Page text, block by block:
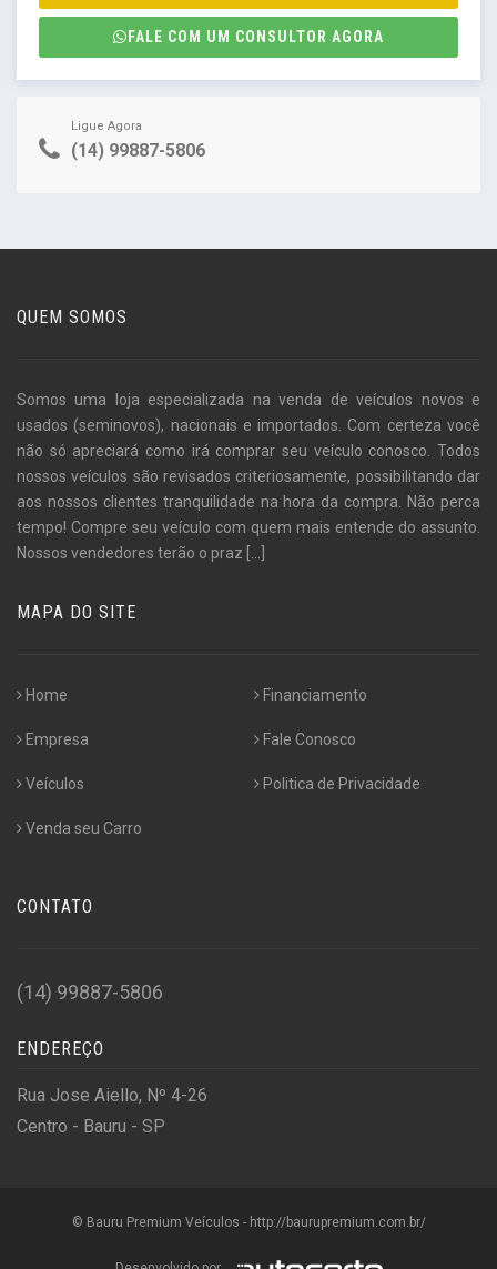
FALE COM UM CONSULTOR AGORA
Ligue Agora
(14) 99887-5806
QUEM SOMOS
Somos uma loja especializada na venda de veículos novos e
usados (seminovos), nacionais e importados. Com certeza você
não só apreciará como irá comprar seu veículo conosco. Todos
nossos veículos são revisados criteriosamente, possibilitando dar
aos nossos clientes tranquilidade na hora da compra. Não perca
tempo! Compre seu veículo com quem mais entende do assunto.
Nossos vendedores terão o praz [...]
MAPA DO SITE
Home
Empresa
Veículos
Venda seu Carro
Financiamento
Fale Conosco
Politica de Privacidade
CONTATO
(14) 99887-5806
ENDEREÇO
Rua Jose Aiello, Nº 4-26
Centro - Bauru - SP
© Bauru Premium Veículos - http://baurupremium.com.br/